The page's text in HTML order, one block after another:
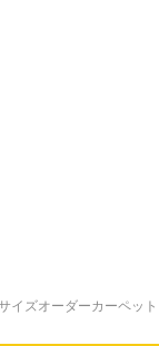
イズオーダーカーペッ